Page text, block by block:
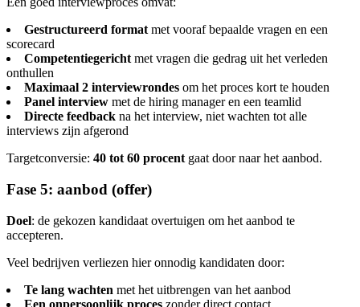
Gestructureerd format met vooraf bepaalde vragen en een
scorecard
Competentiegericht met vragen die gedrag uit het verleden
onthullen
Maximaal 2 interviewrondes om het proces kort te houden
Panel interview met de hiring manager en een teamlid
Directe feedback na het interview, niet wachten tot alle
interviews zijn afgerond
Targetconversie: 40 tot 60 procent gaat door naar het aanbod.
Fase 5: aanbod (offer)
Doel: de gekozen kandidaat overtuigen om het aanbod te
accepteren.
Veel bedrijven verliezen hier onnodig kandidaten door:
Te lang wachten met het uitbrengen van het aanbod
Een onpersoonlijk proces zonder direct contact